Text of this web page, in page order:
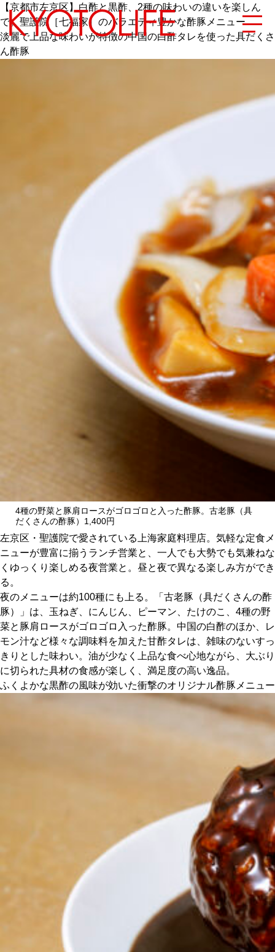
カテゴリーから探す
NEW OPEN
SERIES
ABOUT US
Instagram
チケットプレゼント応募
MAIN MENU
SERIES
カレーが好き
私と店のはなし
今月の京みやげ
京都の書店
おすすめの展覧会
おすすめの映画
誠光社で選びました。
おすすめの本
【京都市左京区】白酢と黒酢、2種の味わいの違いを楽しん
で。聖護院［七福家］のバラエティ豊かな酢豚メニュー
淡麗で上品な味わいが特徴の中国の白酢タレを使った具だくさ
ん酢豚
4種の野菜と豚肩ロースがゴロゴロと入った酢豚。古老豚（具
だくさんの酢豚）1,400円
左京区・聖護院で愛されている上海家庭料理店。気軽な定食メ
ニューが豊富に揃うランチ営業と、一人でも大勢でも気兼ねな
くゆっくり楽しめる夜営業と。昼と夜で異なる楽しみ方ができ
る。
夜のメニューは約100種にも上る。「古老豚（具だくさんの酢
豚）」は、玉ねぎ、にんじん、ピーマン、たけのこ、4種の野
菜と豚肩ロースがゴロゴロ入った酢豚。中国の白酢のほか、レ
モン汁など様々な調味料を加えた甘酢タレは、雑味のないすっ
きりとした味わい。油が少なく上品な食べ心地ながら、大ぶり
に切られた具材の食感が楽しく、満足度の高い逸品。
ふくよかな黒酢の風味が効いた衝撃のオリジナル酢豚メニュー